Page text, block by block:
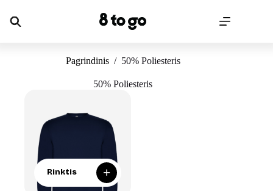
content
Pagrindinis / 50% Poliesteris
50% Poliesteris
Rinktis +